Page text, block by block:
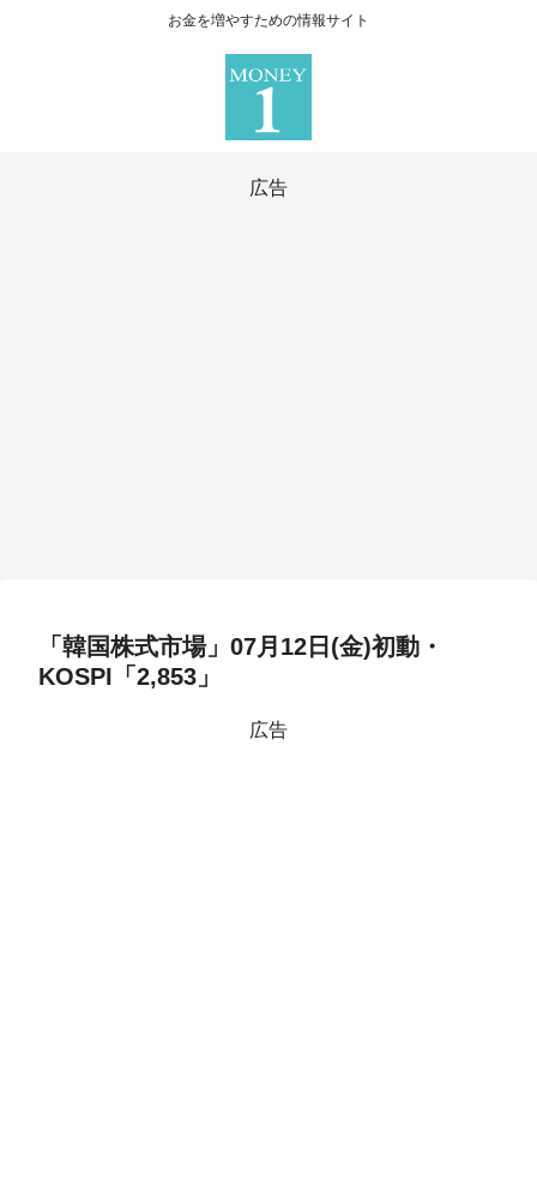
お金を増やすための情報サイト
広告
「韓国株式市場」07月12日(金)初動・
KOSPI「2,853」
広告